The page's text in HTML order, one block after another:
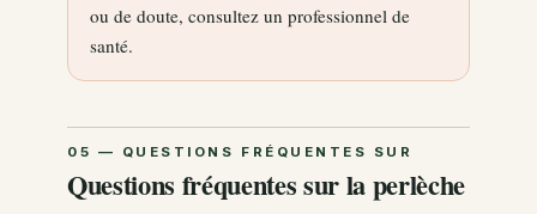
ou de doute, consultez un professionnel de
santé.
Questions fréquentes sur la perlèche